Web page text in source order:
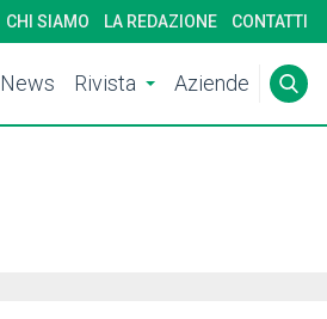
CHI SIAMO LA REDAZIONE CONTATTI
News Rivista Aziende